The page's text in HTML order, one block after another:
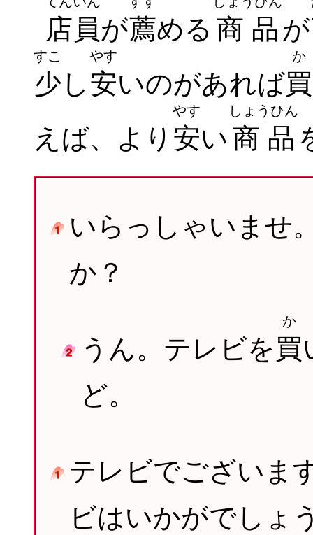
店員が薦める 商品が
少
すこ
し安
やす
いのがあれば買
か
えば、より 安
やす
い商品
しょうひん
いらっしゃいませ
か？
うん。テレビを買
か
ど。
テレビでございま
ビはいかがでしょ